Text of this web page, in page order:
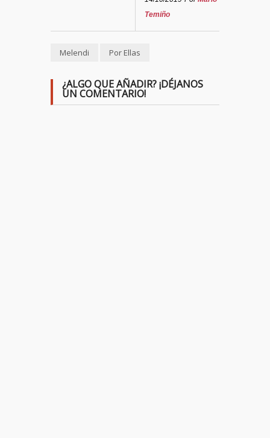
Temiño
Melendi Por Ellas
¿ALGO QUE AÑADIR? ¡DÉJANOS
UN COMENTARIO!